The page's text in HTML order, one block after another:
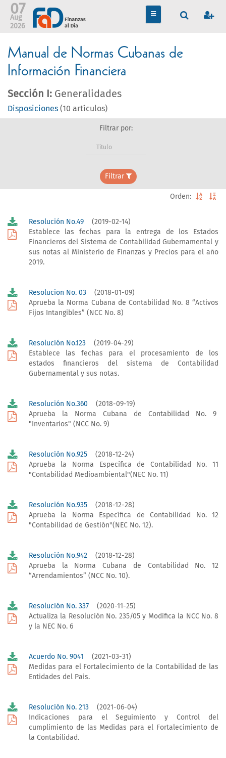
TOGGLE
NAVIGATION
07
Aug
2026
Manual de Normas Cubanas de
Información Financiera
Sección I: Generalidades
Disposiciones (10 artículos)
Filtrar por:
Título
Filtrar
Orden:
Resolución No.49(2019-02-14)
Establece las fechas para la entrega de los Estados
Financieros del Sistema de Contabilidad Gubernamental y
sus notas al Ministerio de Finanzas y Precios para el año
2019.
Resolucion No. 03(2018-01-09)
Aprueba la Norma Cubana de Contabilidad No. 8 “Activos
Fijos Intangibles” (NCC No. 8)
Resolución No.123(2019-04-29)
Establece las fechas para el procesamiento de los
estados financieros del sistema de Contabilidad
Gubernamental y sus notas.
Resolución No.360 (2018-09-19)
Aprueba la Norma Cubana de Contabilidad No. 9
"Inventarios" (NCC No. 9)
Resolución No.925(2018-12-24)
Aprueba la Norma Específica de Contabilidad No. 11
"Contabilidad Medioambiental"(NEC No. 11)
Resolución No.935(2018-12-28)
Aprueba la Norma Específica de Contabilidad No. 12
"Contabilidad de Gestión"(NEC No. 12).
Resolución No.942(2018-12-28)
Aprueba la Norma Cubana de Contabilidad No. 12
“Arrendamientos” (NCC No. 10).
Resolución No. 337(2020-11-25)
Actualiza la Resolución No. 235/05 y Modifica la NCC No. 8
y la NEC No. 6
Acuerdo No. 9041
(2021-03-31)
Medidas para el Fortalecimiento de la Contabilidad de las
Entidades del Pais.
Resolución No. 213(2021-06-04)
Indicaciones para el Seguimiento y Control del
cumplimiento de las Medidas para el Fortalecimiento de
la Contabilidad.